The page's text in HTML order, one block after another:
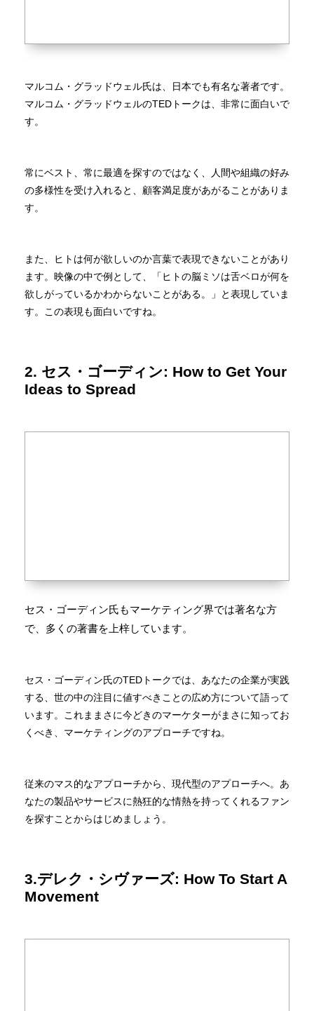
マルコム・グラッドウェル氏は、日本でも有名な著者です。
マルコム・グラッドウェルのTEDトークは、非常に面白いで
す。
常にベスト、常に最適を探すのではなく、人間や組織の好み
の多様性を受け入れると、顧客満足度があがることがありま
す。
また、ヒトは何が欲しいのか言葉で表現できないことがあり
ます。映像の中で例として、「ヒトの脳ミソは舌ベロが何を
欲しがっているかわからないことがある。」と表現していま
す。この表現も面白いですね。
2. セス・ゴーディン: How to Get Your
Ideas to Spread
セス・ゴーディン氏もマーケティング界では著名な方
で、多くの著書を上梓しています。
セス・ゴーディン氏のTEDトークでは、あなたの企業が実践
する、世の中の注目に値すべきことの広め方について語って
います。これままさに今どきのマーケターがまさに知ってお
くべき、マーケティングのアプローチですね。
従来のマス的なアプローチから、現代型のアプローチへ。あ
なたの製品やサービスに熱狂的な情熱を持ってくれるファン
を探すことからはじめましょう。
3.デレク・シヴァーズ: How To Start A
Movement